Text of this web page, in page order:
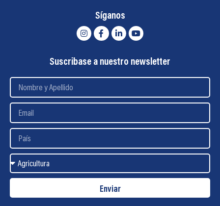
Síganos
Suscribase a nuestro newsletter
Enviar